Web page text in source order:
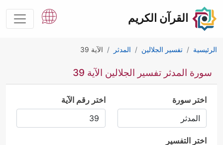
القرآن الكريم
الرئيسية تفسير الجلالين المدثر الآية 39
سورة المدثر تفسير الجلالين الآية 39
اختر سورة اختر رقم الآية
اختر التفسير